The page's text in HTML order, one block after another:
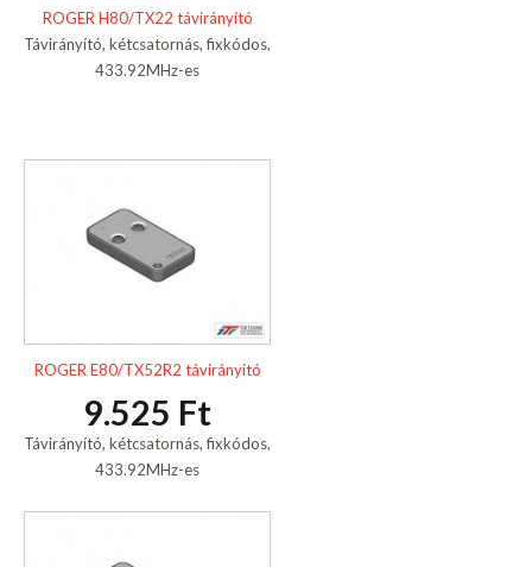
ROGER H80/TX22 távirányító
Távirányító, kétcsatornás, fixkódos,
433.92MHz-es
ROGER E80/TX52R2 távirányító
9.525 Ft
Távirányító, kétcsatornás, fixkódos,
433.92MHz-es